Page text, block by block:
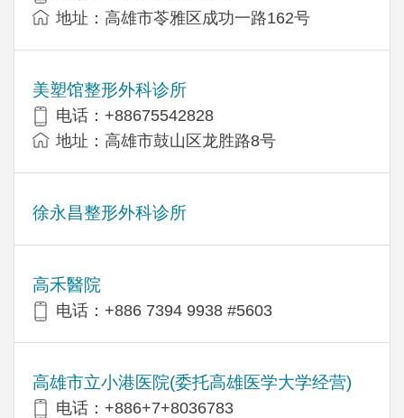
地址：高雄市苓雅区成功一路162号
美塑馆整形外科诊所
电话：+88675542828
地址：高雄市鼓山区龙胜路8号
徐永昌整形外科诊所
高禾醫院
电话：+886 7394 9938 #5603
高雄市立小港医院(委托高雄医学大学经营)
电话：+886+7+8036783